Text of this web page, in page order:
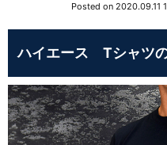
Posted on 2020.09.11
ハイエース Tシャツの